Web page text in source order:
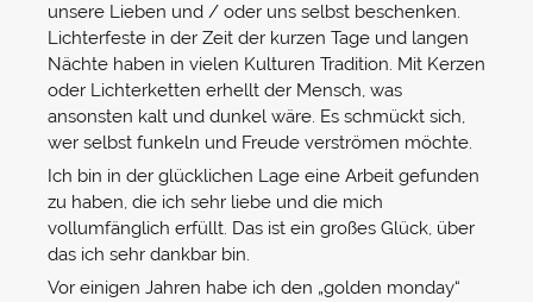
unsere Lieben und / oder uns selbst beschenken.
Lichterfeste in der Zeit der kurzen Tage und langen
Nächte haben in vielen Kulturen Tradition. Mit Kerzen
oder Lichterketten erhellt der Mensch, was
ansonsten kalt und dunkel wäre. Es schmückt sich,
wer selbst funkeln und Freude verströmen möchte.
Ich bin in der glücklichen Lage eine Arbeit gefunden
zu haben, die ich sehr liebe und die mich
vollumfänglich erfüllt. Das ist ein großes Glück, über
das ich sehr dankbar bin.
Vor einigen Jahren habe ich den „golden monday“